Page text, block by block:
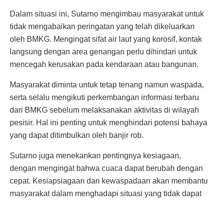
Dalam situasi ini, Sutarno mengimbau masyarakat untuk
tidak mengabaikan peringatan yang telah dikeluarkan
oleh BMKG. Mengingat sifat air laut yang korosif, kontak
langsung dengan area genangan perlu dihindari untuk
mencegah kerusakan pada kendaraan atau bangunan.
Masyarakat diminta untuk tetap tenang namun waspada,
serta selalu mengikuti perkembangan informasi terbaru
dari BMKG sebelum melaksanakan aktivitas di wilayah
pesisir. Hal ini penting untuk menghindari potensi bahaya
yang dapat ditimbulkan oleh banjir rob.
Sutarno juga menekankan pentingnya kesiagaan,
dengan mengingat bahwa cuaca dapat berubah dengan
cepat. Kesiapsiagaan dan kewaspadaan akan membantu
masyarakat dalam menghadapi situasi yang tidak dapat